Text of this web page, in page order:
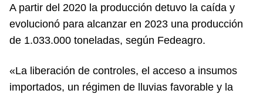
A partir del 2020 la producción detuvo la caída y
evolucionó para alcanzar en 2023 una producción
de 1.033.000 toneladas, según Fedeagro.
«La liberación de controles, el acceso a insumos
importados, un régimen de lluvias favorable y la